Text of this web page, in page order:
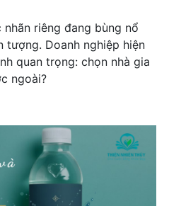
Có Logo Riêng: Chiến
Trong Ngành Spa
Marketing Thông Minh
Xây Nhà, Còn Xây Dựng
Từng Chi Tiết
in logo trở thành chiến
tinh tế
riêng đang bùng nổ
Doanh nghiệp hiện
quan trọng: chọn nhà gia
ngoài?